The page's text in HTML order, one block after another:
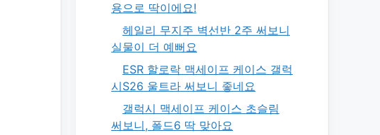
용으로 딱이에요!
헤일리 무지주 벽선반 2주 써보니
실물이 더 예뻐요
ESR 할로락 맥세이프 케이스 갤럭
시S26 울트라 써보니 좋네요
갤럭시 맥세이프 케이스 초슬림
써보니, 폴드6 딱 맞아요